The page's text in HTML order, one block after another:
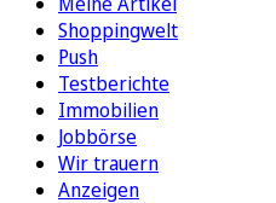
Shoppingwelt
Push
Testberichte
Immobilien
Jobbörse
Wir trauern
Anzeigen